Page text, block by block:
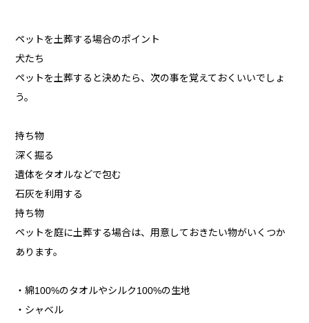
ペットを土葬する場合のポイント
犬たち
ペットを土葬すると決めたら、次の事を覚えておくいいでしょ
う。
持ち物
深く掘る
遺体をタオルなどで包む
石灰を利用する
持ち物
ペットを庭に土葬する場合は、用意しておきたい物がいくつか
あります。
・綿100%のタオルやシルク100%の生地
・シャベル